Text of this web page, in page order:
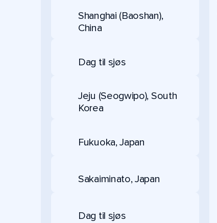
Shanghai (Baoshan),
China
Dag til sjøs
Jeju (Seogwipo), South
Korea
Fukuoka, Japan
Sakaiminato, Japan
Dag til sjøs